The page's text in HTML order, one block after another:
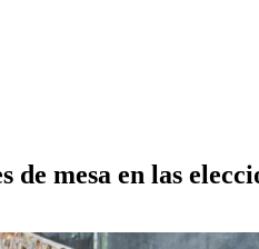
mesa en las